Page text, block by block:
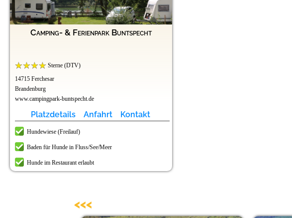
Camping- & Ferienpark Buntspecht
Sterne (DTV)
14715 Ferchesar
Brandenburg
www.campingpark-buntspecht.de
Platzdetails Anfahrt Kontakt
Hundewiese (Freilauf)
Baden für Hunde in Fluss/See/Meer
Hunde im Restaurant erlaubt
<<<